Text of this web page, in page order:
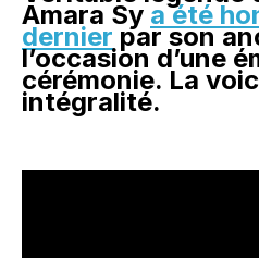
Amara Sy a été
dernier par son
l’occasion d’une
cérémonie. La
intégralité.